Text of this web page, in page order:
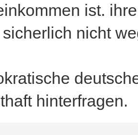
ist.
sicherlich nicht
hinterfragen.